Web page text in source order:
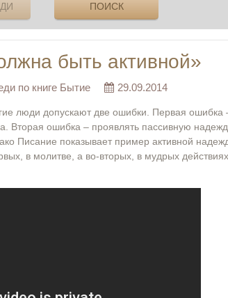
ПОИСК
быть активной»
по книге Бытие 29.09.2014
люди допускают две ошибки. Первая ошибка
Вторая ошибка – проявлять пассивную
Писание показывает пример активной
в молитве, а во-вторых, в мудрых действиях,